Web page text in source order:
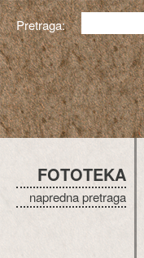
Pretraga:
FOTOTEKA
napredna pretraga